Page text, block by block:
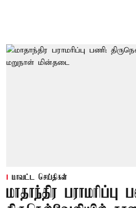
மாவட்ட செய்திகள்
மாதாந்திர பராமரிப்பு